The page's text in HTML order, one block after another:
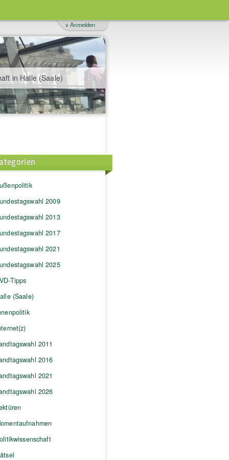
in Halle (Saale)
v Anmelden
2009
2013
2017
2021
2025
Tipps
(Saale)
2011
2016
2021
2026